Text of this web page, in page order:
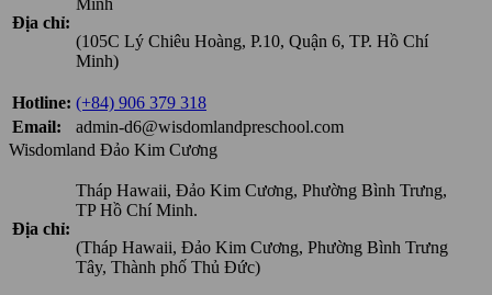
Địa chỉ:
(105C Lý Chiêu Hoàng, P.10, Quận 6, TP. Hồ Chí
Minh)
Hotline: (+84) 906 379 318
Email:
admin-d6@wisdomlandpreschool.com
Wisdomland Đảo Kim Cương
Địa chỉ:
Tháp Hawaii, Đảo Kim Cương, Phường Bình Trưng,
TP Hồ Chí Minh.
(Tháp Hawaii, Đảo Kim Cương, Phường Bình Trưng
Tây, Thành phố Thủ Đức)